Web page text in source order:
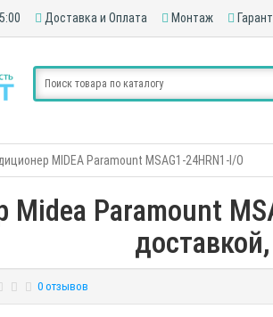
Доставка и Оплата Монтаж
MIDEA Paramount MSAG1-24HRN1-I/O
Paramount
0 отзывов